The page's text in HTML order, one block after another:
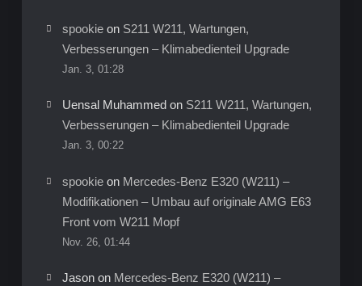
spookieon S211 W211, Wartungen,
Verbesserungen – Klimabedienteil Upgrade
Jan. 3, 01:28
Uensal Muhammedon S211 W211, Wartungen,
Verbesserungen – Klimabedienteil Upgrade
Jan. 3, 00:22
spookieon Mercedes-Benz E320 (W211) –
Modifikationen – Umbau auf originale AMG E63
Front vom W211 Mopf
Nov. 26, 01:44
Jasonon Mercedes-Benz E320 (W211) –